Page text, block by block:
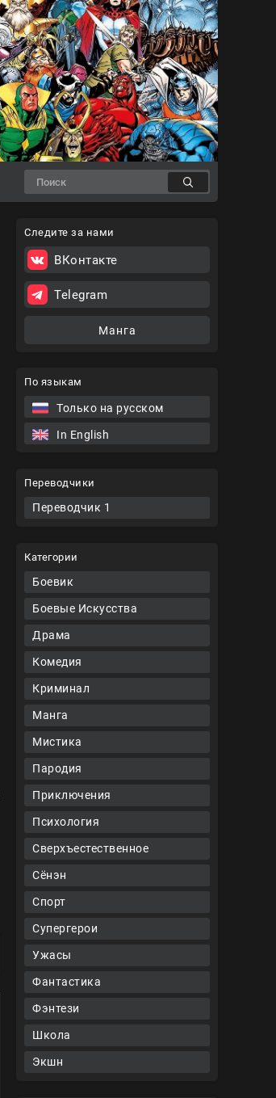
По языкам
Только на русском
In English
Переводчики
Переводчик 1
Категории
Боевик
Боевые Искусства
Драма
Комедия
Криминал
Манга
Мистика
Пародия
Приключения
Психология
Сверхъестественное
Сёнэн
Спорт
Супергерои
Ужасы
Фантастика
Фэнтези
Школа
Экшн
Следите за нами
ВКонтакте
Telegram
Манга